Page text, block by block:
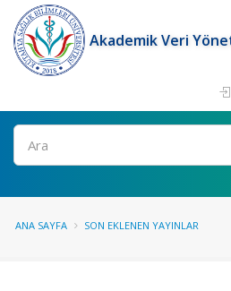
Akademik Veri
Ara
ANA SAYFA SON EKLENEN YAYINLAR